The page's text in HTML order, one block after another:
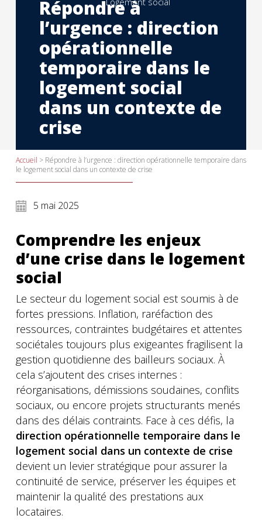
Répondre à
l’urgence : direction
opérationnelle
temporaire dans le
logement social
dans un contexte de
crise
Accueil > Répondre à l’urgence : direction opérationnelle temporaire dans
le logement social dans un contexte de crise
5 mai 2025
Comprendre les enjeux
d’une crise dans le logement
social
Le secteur du logement social est soumis à de
fortes pressions. Inflation, raréfaction des
ressources, contraintes budgétaires et attentes
sociétales toujours plus exigeantes fragilisent la
gestion quotidienne des bailleurs sociaux. À
cela s’ajoutent des crises internes :
réorganisations, démissions soudaines, conflits
sociaux, ou encore projets structurants menés
dans des délais contraints. Face à ces défis, la
direction opérationnelle temporaire dans le
logement social dans un contexte de crise
devient un levier stratégique pour assurer la
continuité de service, préserver les équipes et
maintenir la qualité des prestations aux
locataires.